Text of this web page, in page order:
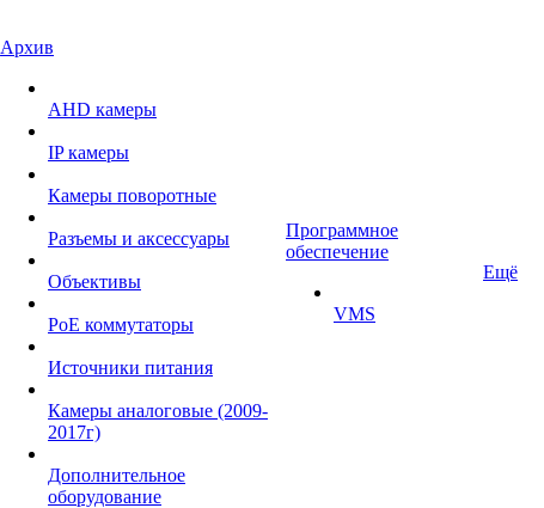
Архив
AHD камеры
IP камеры
Камеры поворотные
Разъемы и аксессуары
Объективы
PoE коммутаторы
Источники питания
Камеры аналоговые (2009-
2017г)
Дополнительное
оборудование
Программное
обеспечение
VMS
Ещё